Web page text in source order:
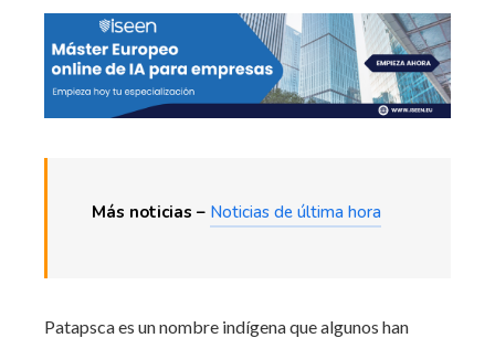
Más noticias – Noticias de última hora
Patapsca es un nombre indígena que algunos han